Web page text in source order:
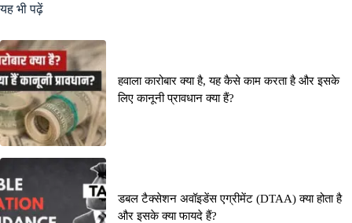
यह भी पढ़ें
हवाला कारोबार क्या है, यह कैसे काम करता है और इसके
लिए कानूनी प्रावधान क्या हैं?
डबल टैक्सेशन अवॉइडेंस एग्रीमेंट (DTAA) क्या होता है
और इसके क्या फायदे हैं?